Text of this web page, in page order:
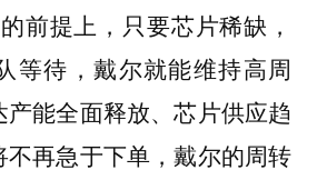
前提上，只要芯片稀缺，
等待，戴尔就能维持高周
能全面释放、芯片供应趋
再急于下单，戴尔的周转